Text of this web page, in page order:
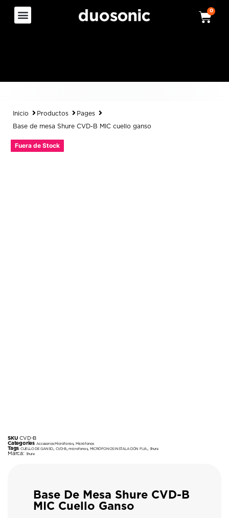
0
Inicio Productos Pages
Base de mesa Shure CVD-B MIC cuello ganso
Fuera de Stock
SKUCVD-B
Categories Accesorios Micrófonos,Micrófonos
Tags CUELLO DE GANSO, CVD-B,microfonos, MICRÓFONOS INSTALACIÓN FIJA, Shure
Marca: Shure
Base De Mesa Shure CVD-B
MIC Cuello Ganso